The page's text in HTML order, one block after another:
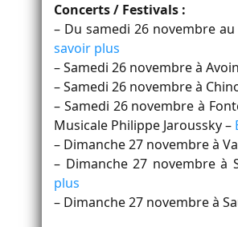
Concerts / Festivals :
– Du samedi 26 novembre
savoir plus
– Samedi 26 novembre à
– Samedi 26 novembre à
– Samedi 26 novembre à
Musicale Philippe Jaroussky –
– Dimanche 27 novembre à
– Dimanche 27 novembre à
plus
– Dimanche 27 novembre à